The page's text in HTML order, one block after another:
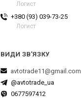
Логист
+380 (93) 039-73-25
Логист
avtotrade11@gmail.com
@avtotrade_ua
0677597412